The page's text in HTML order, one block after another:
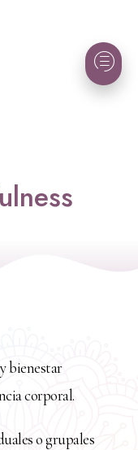
bienestar
corporal.
o grupales